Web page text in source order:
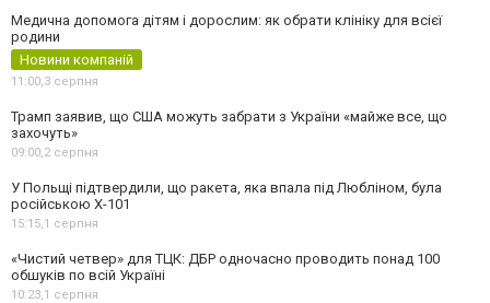
Медична допомога дітям і дорослим: як обрати клініку для всієї
родини
Новини компаній
11:00,3 серпня
Трамп заявив, що США можуть забрати з України «майже все, що
захочуть»
09:00,2 серпня
У Польщі підтвердили, що ракета, яка впала під Любліном, була
російською Х-101
15:15,1 серпня
«Чистий четвер» для ТЦК: ДБР одночасно проводить понад 100
обшуків по всій Україні
10:23,1 серпня